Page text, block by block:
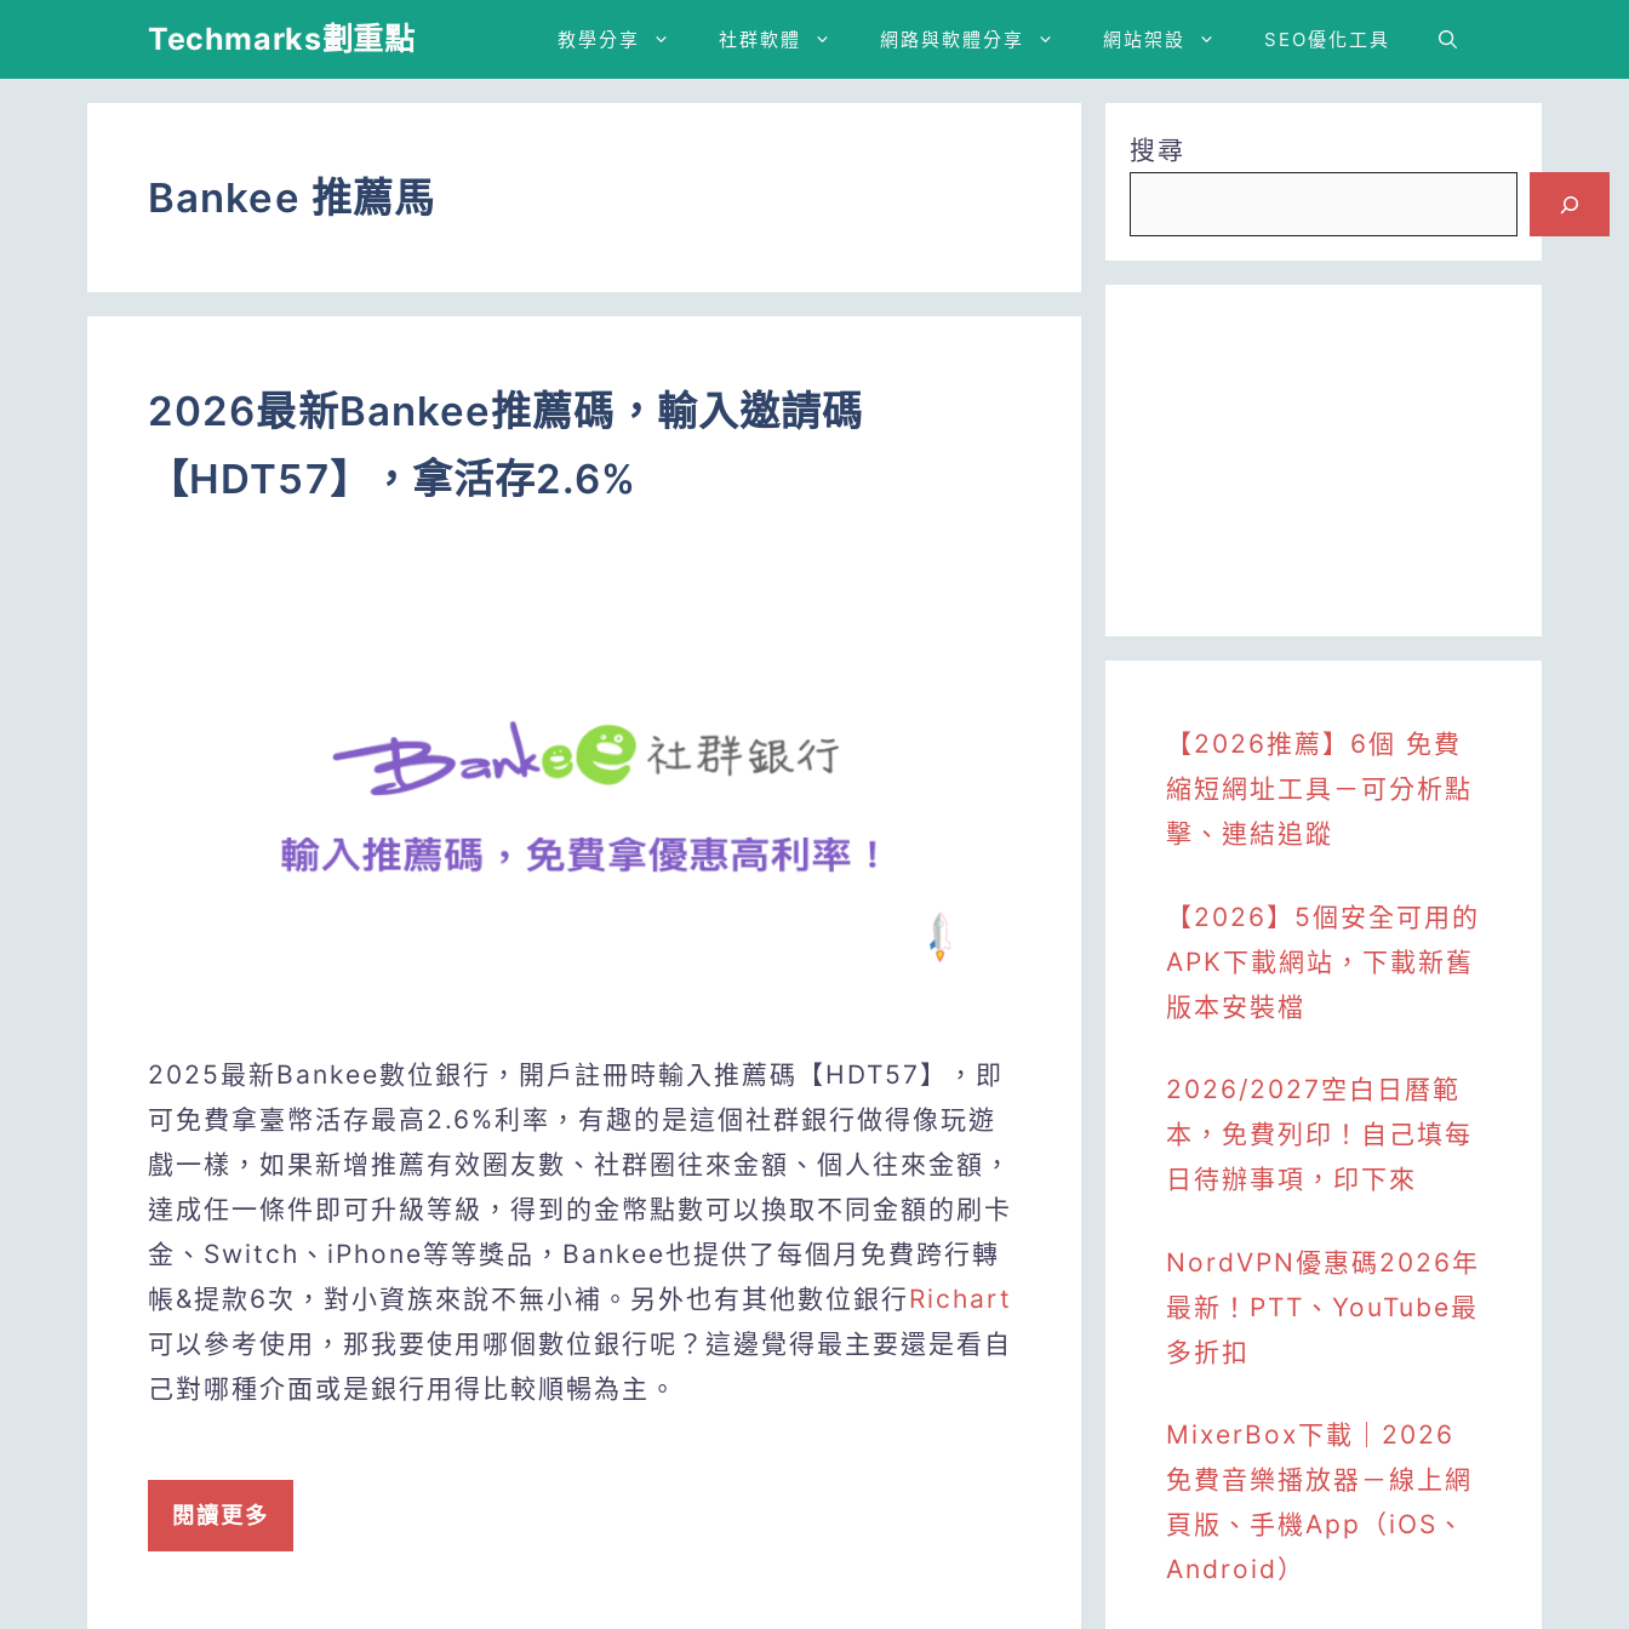
Techmarks劃重點 教學分享 社群軟體 網路與軟體分享 網站架設 SEO優化工具
Bankee 推薦馬
2026最新Bankee推薦碼，輸入邀請碼
【HDT57】，拿活存2.6%
2025最新Bankee數位銀行，開戶註冊時輸入推薦碼【HDT57】，即
可免費拿臺幣活存最高2.6%利率，有趣的是這個社群銀行做得像玩遊
戲一樣，如果新增推薦有效圈友數、社群圈往來金額、個人往來金額，
達成任一條件即可升級等級，得到的金幣點數可以換取不同金額的刷卡
金、Switch、iPhone等等獎品，Bankee也提供了每個月免費跨行轉
帳&提款6次，對小資族來說不無小補。另外也有其他數位銀行Richart
可以參考使用，那我要使用哪個數位銀行呢？這邊覺得最主要還是看自
己對哪種介面或是銀行用得比較順暢為主。
閱讀更多
搜尋
【2026推薦】6個 免費
縮短網址工具－可分析點
擊、連結追蹤
【2026】5個安全可用的
APK下載網站，下載新舊
版本安裝檔
2026/2027空白日曆範
本，免費列印！自己填每
日待辦事項，印下來
NordVPN優惠碼2026年
最新！PTT、YouTube最
多折扣
MixerBox下載｜2026
免費音樂播放器－線上網
頁版、手機App（iOS、
Android）